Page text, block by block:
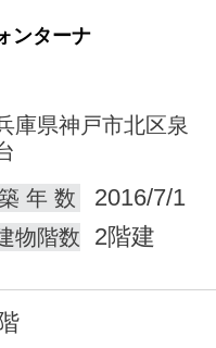
ンターナ
庫県神戸市北区泉
年 数
2016/7/1
物階数 2階建